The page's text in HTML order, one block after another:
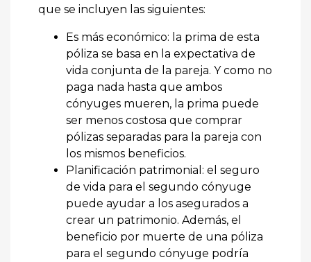
que se incluyen las siguientes:
Es más económico: la prima de esta
póliza se basa en la expectativa de
vida conjunta de la pareja. Y como no
paga nada hasta que ambos
cónyuges mueren, la prima puede
ser menos costosa que comprar
pólizas separadas para la pareja con
los mismos beneficios.
Planificación patrimonial: el seguro
de vida para el segundo cónyuge
puede ayudar a los asegurados a
crear un patrimonio. Además, el
beneficio por muerte de una póliza
para el segundo cónyuge podría